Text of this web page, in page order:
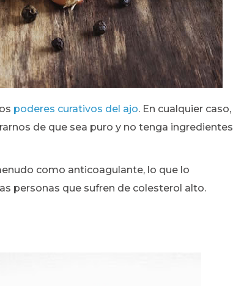
poderes curativos del ajo. En cualquier caso,
de que sea puro y no tenga ingredientes
como anticoagulante, lo que lo
personas que sufren de colesterol alto.